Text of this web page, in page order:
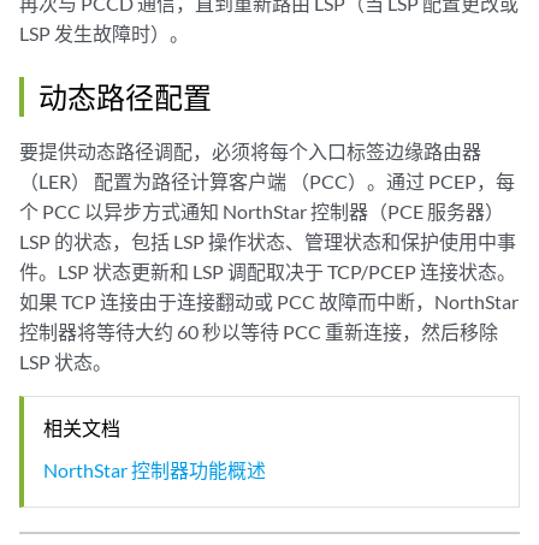
LSP 发生故障时）。
动态路径配置
要提供动态路径调配，必须将每个入口标签边缘路由器
（LER） 配置为路径计算客户端 （PCC）。通过 PCEP，每
个 PCC 以异步方式通知 NorthStar 控制器（PCE 服务器）
LSP 的状态，包括 LSP 操作状态、管理状态和保护使用中事
件。LSP 状态更新和 LSP 调配取决于 TCP/PCEP 连接状态。
如果 TCP 连接由于连接翻动或 PCC 故障而中断，NorthStar
控制器将等待大约 60 秒以等待 PCC 重新连接，然后移除
LSP 状态。
相关文档
NorthStar 控制器功能概述